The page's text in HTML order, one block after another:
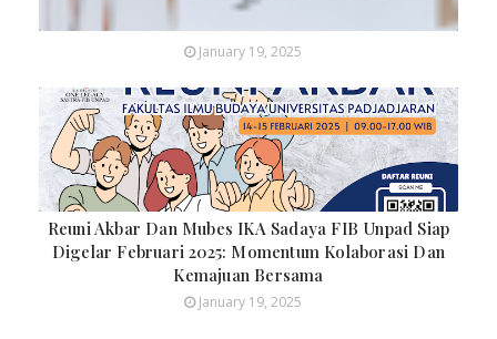
January 19, 2025
Reuni Akbar Dan Mubes IKA Sadaya FIB Unpad Siap
Digelar Februari 2025: Momentum Kolaborasi Dan
Kemajuan Bersama
January 19, 2025